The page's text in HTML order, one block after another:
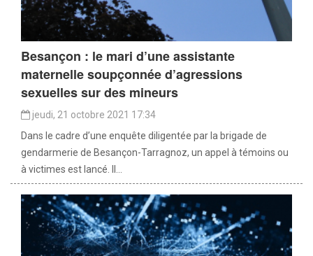
Besançon : le mari d’une assistante
maternelle soupçonnée d’agressions
sexuelles sur des mineurs
jeudi, 21 octobre 2021 17:34
Dans le cadre d’une enquête diligentée par la brigade de
gendarmerie de Besançon-Tarragnoz, un appel à témoins ou
à victimes est lancé. Il...